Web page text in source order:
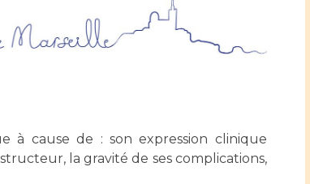
Jacob
physique
Qualité
Nos
Protection
de santé
un examen au
de Biologie
Documents
à cause de : son expression clinique
la gravité de ses complications,